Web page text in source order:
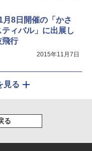
8日開催の「かさ
ィバル」に出展し
飛行
2015年11月7日
見る
る